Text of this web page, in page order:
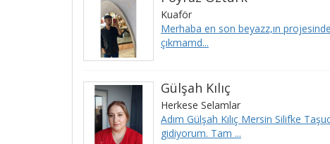
Kuaför
Merhaba en son beyazz,ın projesinde
çıkmamd...
Gülşah Kılıç
Herkese Selamlar
Adım Gülşah Kılıç Mersin Silifke
gidiyorum. Tam ...